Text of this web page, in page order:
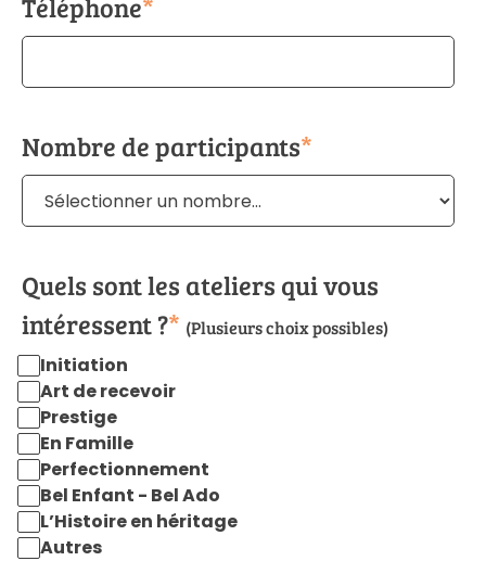
Nombre de participants*
Quels sont les ateliers qui vous
intéressent ?* (Plusieurs choix possibles)
Initiation
Art de recevoir
Prestige
En Famille
Perfectionnement
Bel Enfant - Bel Ado
L’Histoire en héritage
Autres